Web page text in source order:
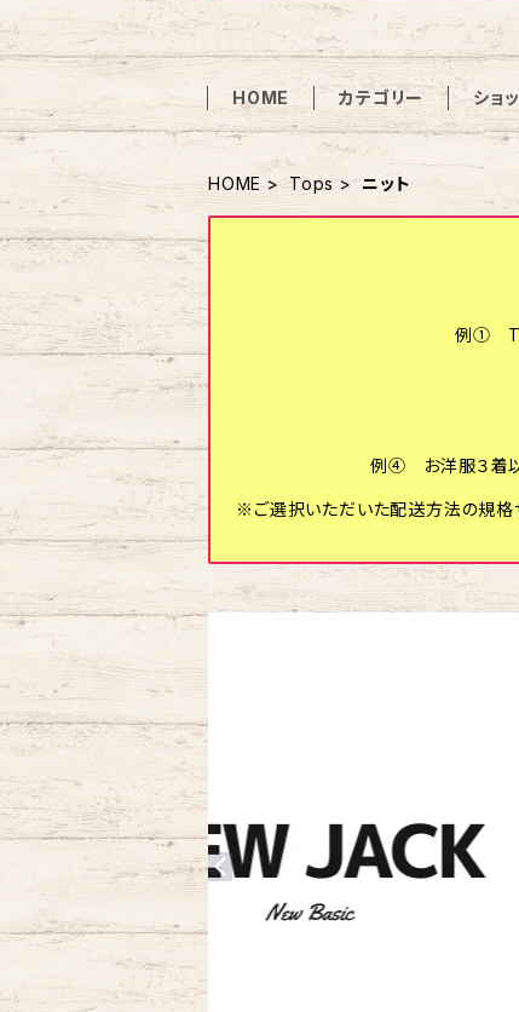
HOME カテゴリー ショ
HOME Tops ニット
例① Tシ
例④ お洋服３着以
※ご選択いただいた配送方法の規格